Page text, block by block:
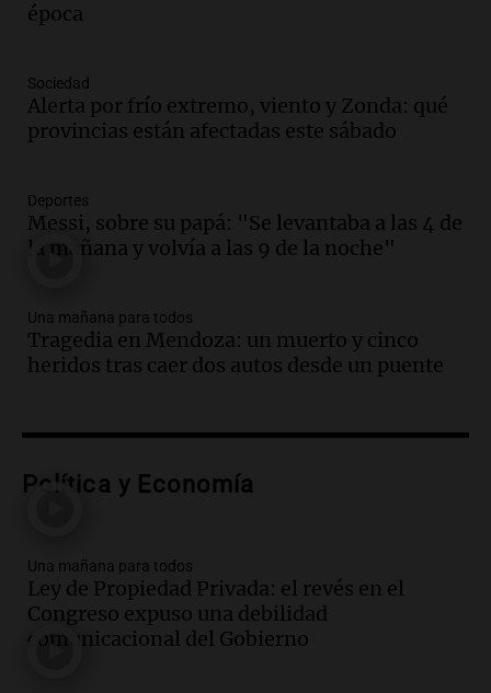
en el Congreso expuso una debilidad
Episodios
Audio. Casabindo se prepara para una
celebración única: 30.000 turistas y el
Episodios
Audio.Borges, abogada de Pourrain:
Una mañana para todos
Episodios
Audio.Voluntarios limpiaron 9.000
800 kilos de basura por jornada
Episodios
contrato de Leo con Barcelona
Una mañana para todos
Episodios
época
Sociedad
Alerta por frío extremo, viento y Zonda: qué
provincias están afectadas este sábado
Deportes
Messi, sobre su papá: "Se levantaba a las 4 de
la mañana y volvía a las 9 de la noche"
Una mañana para todos
Tragedia en Mendoza: un muerto y cinco
heridos tras caer dos autos desde un puente
Política y Economía
Una mañana para todos
Ley de Propiedad Privada: el revés en el
Congreso expuso una debilidad
comunicacional del Gobierno